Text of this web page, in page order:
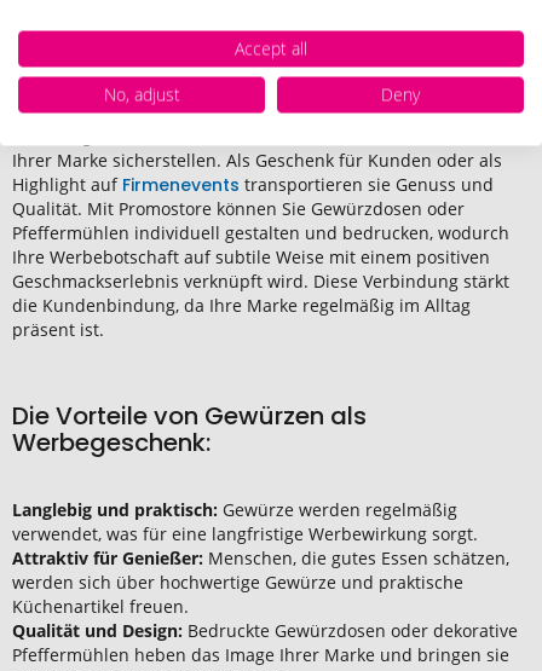
Warum Gewürze als Werbeartikel
bedrucken?
Gewürzesind langlebig und nützlich – das macht sie zu
Ihrer Marke sicherstellen. Als Geschenk für Kunden oder als
Highlight auf Firmenevents transportieren sie Genuss und
Qualität. Mit Promostore können Sie Gewürzdosen oder
Pfeffermühlen individuell gestalten und bedrucken, wodurch
Ihre Werbebotschaft auf subtile Weise mit einem positiven
Geschmackserlebnis verknüpft wird. Diese Verbindung stärkt
die Kundenbindung, da Ihre Marke regelmäßig im Alltag
präsent ist.
Die Vorteile von Gewürzen als
Werbegeschenk:
Langlebig und praktisch: Gewürze werden regelmäßig
verwendet, was für eine langfristige Werbewirkung sorgt.
Attraktiv für Genießer: Menschen, die gutes Essen schätzen,
werden sich über hochwertige Gewürze und praktische
Küchenartikel freuen.
Qualität und Design: Bedruckte Gewürzdosen oder dekorative
Pfeffermühlen heben das Image Ihrer Marke und bringen sie
Accept all
No, adjust
Deny